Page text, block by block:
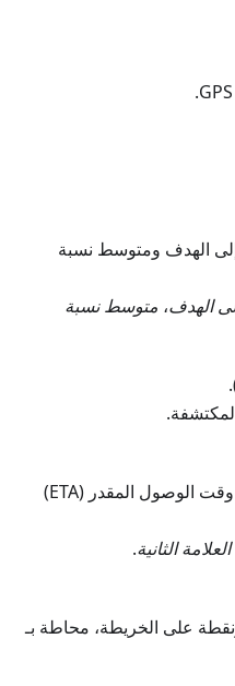
إلى الهدف ومتوسط نسبة
الهدف، متوسط نسبة
تعرض المجموعة المسافة أو وقت الوصول المقدر (ETA)
العلامة الثانية.
على الخريطة، محاطة بـ